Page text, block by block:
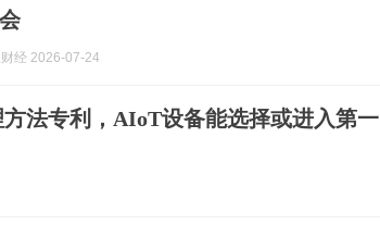
经 2026-07-24
法专利，AIoT设备能选择或进入第一